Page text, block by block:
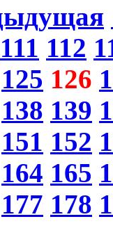
111 112
125 126
138 139
151 152
164 165
177 178